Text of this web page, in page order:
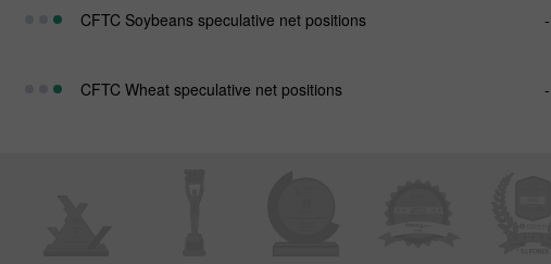
CFTC Soybeans speculative net positions -
CFTC Wheat speculative net positions -